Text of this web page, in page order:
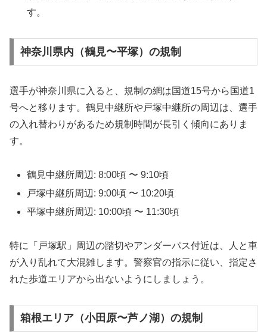
す。
神奈川県内（鶴見〜平塚）の規制
選手が神奈川県に入ると、規制の網は国道15号から国道1
号へと移ります。鶴見中継所や戸塚中継所の周辺は、選手
の入れ替わりがあるため規制時間が長引く傾向にありま
す。
鶴見中継所周辺: 8:00頃 〜 9:10頃
戸塚中継所周辺: 9:00頃 〜 10:20頃
平塚中継所周辺: 10:00頃 〜 11:30頃
特に「戸塚駅」周辺の踏切やアンダーパス付近は、人と車
が入り乱れて大混雑します。警察官の指示に従い、指定さ
れた歩道エリアから出ないようにしましょう。
箱根エリア（小田原〜芦ノ湖）の規制